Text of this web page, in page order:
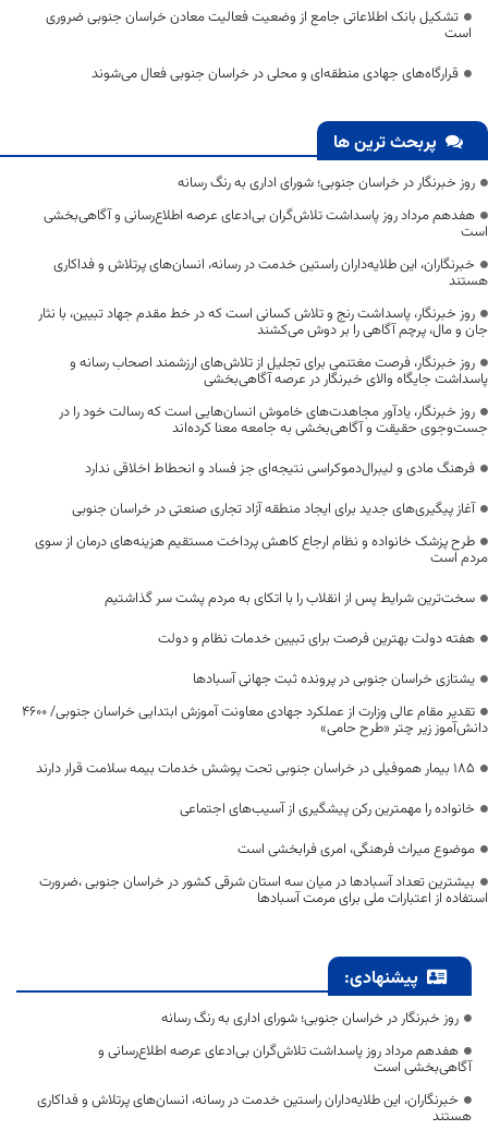
تشکیل بانک اطلاعاتی جامع از وضعیت فعالیت معادن خراسان جنوبی ضروری
است
قرارگاه‌های جهادی منطقه‌ای و محلی در خراسان جنوبی فعال می‌شوند
پربحث ترین ها
روز خبرنگار در خراسان جنوبی؛ شورای اداری به رنگ رسانه
هفدهم مرداد روز پاسداشت تلاش‌گران بی‌ادعای عرصه اطلاع‌رسانی و آگاهی‌بخشی
است
خبرنگاران، این طلایه‌داران راستین خدمت در رسانه، انسان‌های پرتلاش و فداکاری
هستند
روز خبرنگار، پاسداشت رنج و تلاش کسانی است که در خط مقدم جهاد تبیین، با نثار
جان و مال، پرچم آگاهی را بر دوش می‌کشند
روز خبرنگار، فرصت مغتنمی برای تجلیل از تلاش‌های ارزشمند اصحاب رسانه و
پاسداشت جایگاه والای خبرنگار در عرصه آگاهی‌بخشی
روز خبرنگار، یادآور مجاهدت‌های خاموش انسان‌هایی است که رسالت خود را در
جست‌وجوی حقیقت و آگاهی‌بخشی به جامعه معنا کرده‌اند
فرهنگ مادی و لیبرال‌دموکراسی نتیجه‌ای جز فساد و انحطاط اخلاقی ندارد
آغاز پیگیری‌های جدید برای ایجاد منطقه آزاد تجاری صنعتی در خراسان جنوبی
طرح پزشک خانواده و نظام ارجاع کاهش پرداخت مستقیم هزینه‌های درمان از سوی
مردم است
سخت‌ترین شرایط پس از انقلاب را با اتکای به مردم پشت سر گذاشتیم
هفته دولت بهترین فرصت برای تبیین خدمات نظام و دولت
یشتازی خراسان جنوبی در پرونده ثبت جهانی آسبادها
تقدیر مقام عالی وزارت از عملکرد جهادی معاونت آموزش ابتدایی خراسان جنوبی/ ۴۶۰۰
دانش‌آموز زیر چتر «طرح حامی»
۱۸۵ بیمار هموفیلی در خراسان جنوبی تحت پوشش خدمات بیمه سلامت قرار دارند
خانواده را مهمترین رکن پیشگیری از آسیب‌های اجتماعی
موضوع میراث فرهنگی، امری فرابخشی است
بیشترین تعداد آسبادها در میان سه استان شرقی کشور در خراسان جنوبی ،ضرورت
استفاده از اعتبارات ملی برای مرمت آسبادها
پیشنهادی:
روز خبرنگار در خراسان جنوبی؛ شورای اداری به رنگ رسانه
هفدهم مرداد روز پاسداشت تلاش‌گران بی‌ادعای عرصه اطلاع‌رسانی و
آگاهی‌بخشی است
خبرنگاران، این طلایه‌داران راستین خدمت در رسانه، انسان‌های پرتلاش و فداکاری
هستند